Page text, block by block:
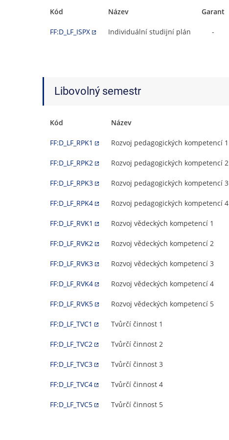
Kód Název Garant
FF:D_LF_ISPX Individuální studijní plán -
Libovolný semestr
Kód Název
FF:D_LF_RPK1 Rozvoj pedagogických kompetencí 1
FF:D_LF_RPK2 Rozvoj pedagogických kompetencí 2
FF:D_LF_RPK3 Rozvoj pedagogických kompetencí 3
FF:D_LF_RPK4 Rozvoj pedagogických kompetencí 4
FF:D_LF_RVK1 Rozvoj vědeckých kompetencí 1
FF:D_LF_RVK2 Rozvoj vědeckých kompetencí 2
FF:D_LF_RVK3 Rozvoj vědeckých kompetencí 3
FF:D_LF_RVK4 Rozvoj vědeckých kompetencí 4
FF:D_LF_RVK5 Rozvoj vědeckých kompetencí 5
FF:D_LF_TVC1 Tvůrčí činnost 1
FF:D_LF_TVC2 Tvůrčí činnost 2
FF:D_LF_TVC3 Tvůrčí činnost 3
FF:D_LF_TVC4 Tvůrčí činnost 4
FF:D_LF_TVC5 Tvůrčí činnost 5